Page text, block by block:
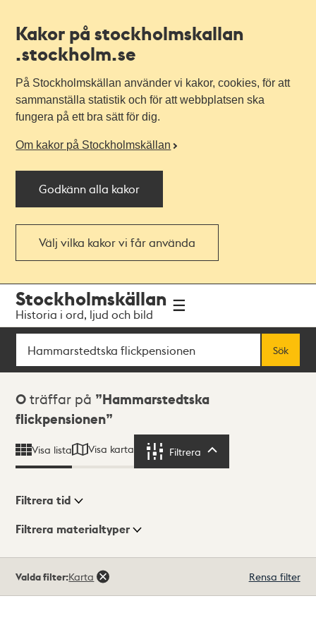
Kakor på stockholmskallan
.stockholm.se
På Stockholmskällan använder vi kakor, cookies, för att
sammanställa statistik och för att webbplatsen ska
fungera på ett bra sätt för dig.
Om kakor på Stockholmskällan
Godkänn alla kakor
Välj vilka kakor vi får använda
navigationen
huvudinnehållet
Stockholmskällan
Historia i ord, ljud och bild
Sök
Sök
Sökresultat
0 träffar på
Hammarstedtska
flickpensionen
Visa lista Visa karta Filtrera
Visningsläge
Filtrera tid
Filtrera materialtyper
träffar
Valda filter:Karta Rensa filter